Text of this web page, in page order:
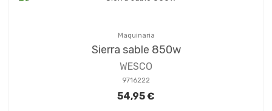
Maquinaria
Sierra sable 850w
WESCO
9716222
54,95 €